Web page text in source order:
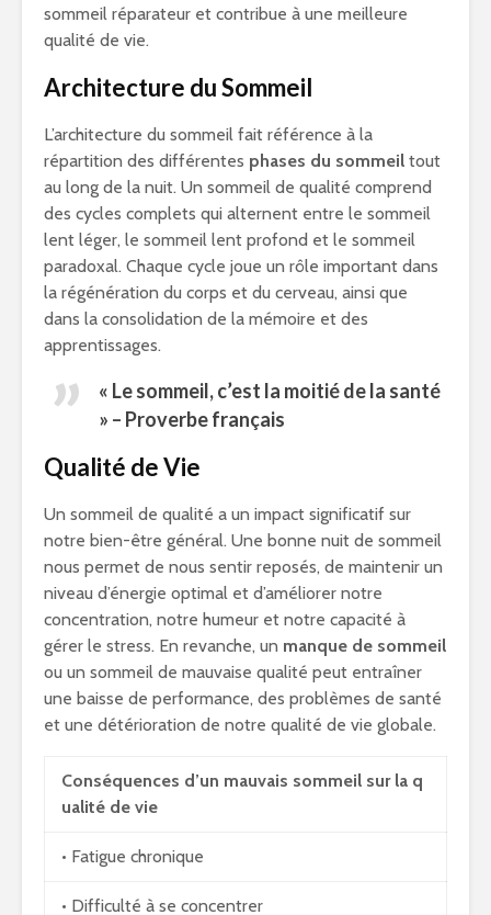
sommeil réparateur et contribue à une meilleure
qualité de vie.
Architecture du Sommeil
L’architecture du sommeil fait référence à la
répartition des différentes phases du sommeil tout
au long de la nuit. Un sommeil de qualité comprend
des cycles complets qui alternent entre le sommeil
lent léger, le sommeil lent profond et le sommeil
paradoxal. Chaque cycle joue un rôle important dans
la régénération du corps et du cerveau, ainsi que
dans la consolidation de la mémoire et des
apprentissages.
« Le sommeil, c’est la moitié de la santé
» – Proverbe français
Qualité de Vie
Un sommeil de qualité a un impact significatif sur
notre bien-être général. Une bonne nuit de sommeil
nous permet de nous sentir reposés, de maintenir un
niveau d’énergie optimal et d’améliorer notre
concentration, notre humeur et notre capacité à
gérer le stress. En revanche, un manque de sommeil
ou un sommeil de mauvaise qualité peut entraîner
une baisse de performance, des problèmes de santé
et une détérioration de notre qualité de vie globale.
Conséquences d’un mauvais sommeil sur la q
ualité de vie
• Fatigue chronique
• Difficulté à se concentrer